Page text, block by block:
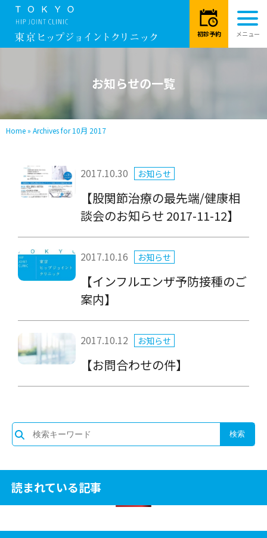
お知らせの一覧
Home» Archives for 10月 2017
2017.10.30 お知らせ
【股関節治療の最先端/健康相
談会のお知らせ 2017-11-12】
2017.10.16 お知らせ
【インフルエンザ予防接種のご
案内】
2017.10.12 お知らせ
【お問合わせの件】
読まれている記事